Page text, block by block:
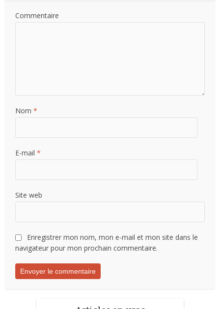
Commentaire
Nom*
E-mail*
Site web
Enregistrer mon nom, mon e-mail et mon site dans le
navigateur pour mon prochain commentaire.